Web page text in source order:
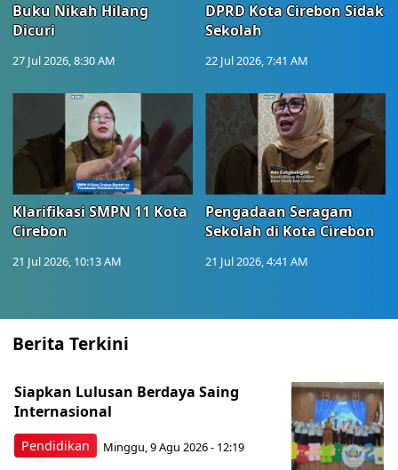
Buku Nikah Hilang
Dicuri
27 Jul 2026, 8:30 AM
DPRD Kota Cirebon Sidak
Sekolah
22 Jul 2026, 7:41 AM
Klarifikasi SMPN 11 Kota
Cirebon
21 Jul 2026, 10:13 AM
Pengadaan Seragam
Sekolah di Kota Cirebon
21 Jul 2026, 4:41 AM
Berita Terkini
Pendidikan
Siapkan Lulusan Berdaya Saing
Internasional
Minggu, 9 Agu 2026 - 12:19